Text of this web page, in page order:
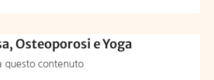
Osteoporosi e Yoga
questo contenuto